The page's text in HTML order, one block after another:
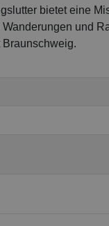
bietet eine
Wanderungen und